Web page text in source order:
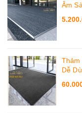
Âm
Thảm
Dễ